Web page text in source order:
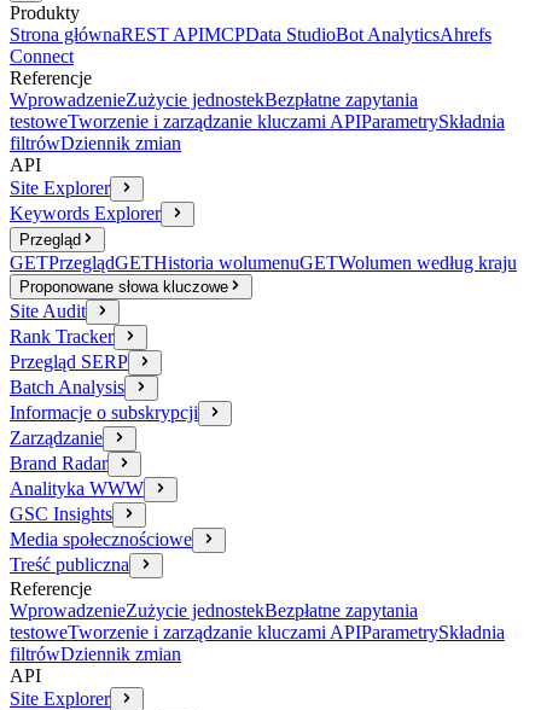
Produkty
Strona głównaREST APIMCPData StudioBot AnalyticsAhrefs
Connect
Referencje
WprowadzenieZużycie jednostekBezpłatne zapytania
testoweTworzenie i zarządzanie kluczami APIParametrySkładnia
filtrówDziennik zmian
API
Site Explorer
Keywords Explorer
Przegląd
GETPrzeglądGETHistoria wolumenuGETWolumen według kraju
Proponowane słowa kluczowe
Site Audit
Rank Tracker
Przegląd SERP
Batch Analysis
Informacje o subskrypcji
Zarządzanie
Brand Radar
Analityka WWW
GSC Insights
Media społecznościowe
Treść publiczna
Referencje
WprowadzenieZużycie jednostekBezpłatne zapytania
testoweTworzenie i zarządzanie kluczami APIParametrySkładnia
filtrówDziennik zmian
API
Site Explorer